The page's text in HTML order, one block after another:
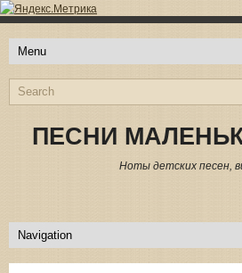
ПЕСНИ
Ноты детских песен,